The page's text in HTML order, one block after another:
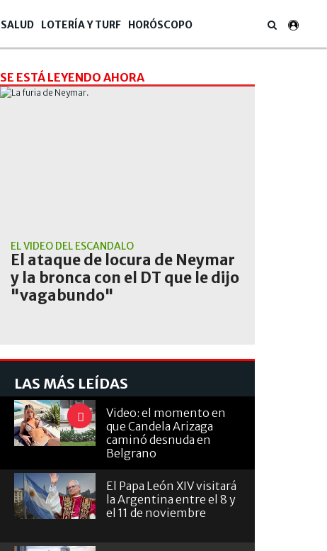
SALUD LOTERÍA Y TURF HORÓSCOPO
SE ESTÁ LEYENDO AHORA
EL VIDEO DEL ESCÁNDALO
El ataque de locura de Neymar
y la bronca con el DT que le dijo
"vagabundo"
LAS MÁS LEÍDAS
Video: el momento en
que Candela Arizaga
caminó desnuda en
Belgrano
El Papa León XIV visitará
la Argentina entre el 8 y
el 11 de noviembre